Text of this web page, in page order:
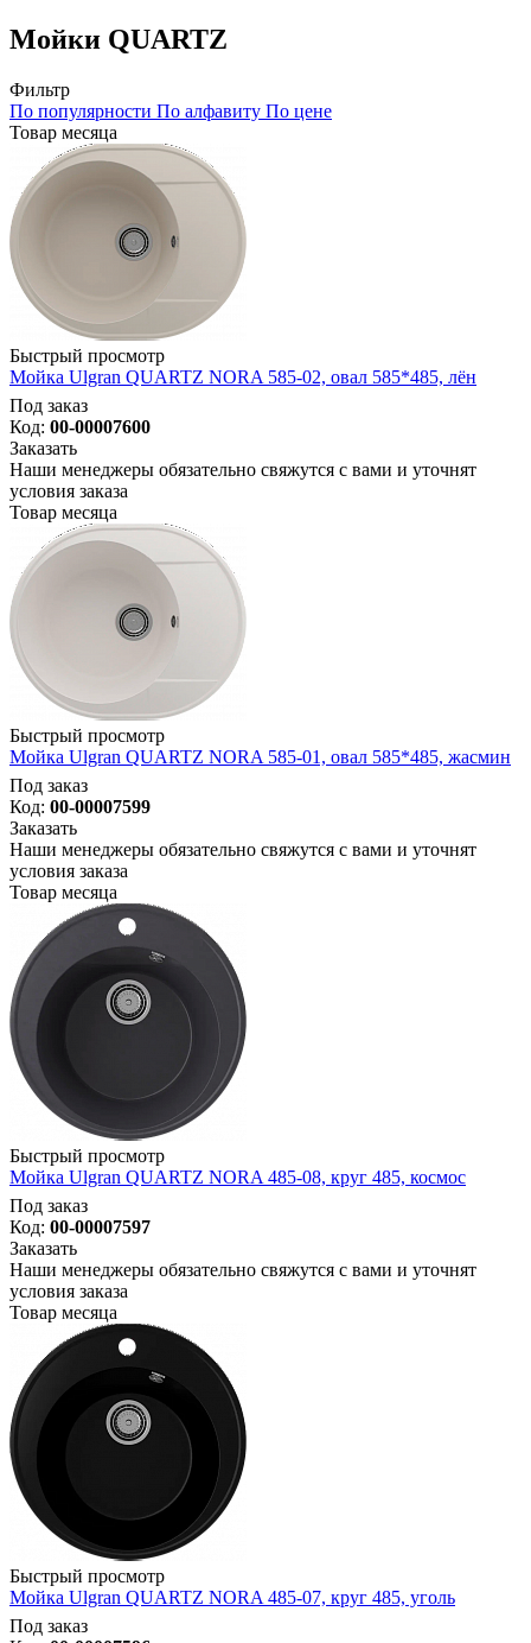
Мойки QUARTZ
Фильтр
По популярности По алфавиту По цене
Товар месяца
Быстрый просмотр
Мойка Ulgran QUARTZ NORA 585-02, овал 585*485, лён
Под заказ
Код: 00-00007600
Заказать
Наши менеджеры обязательно свяжутся с вами и уточнят
условия заказа
Товар месяца
Быстрый просмотр
Мойка Ulgran QUARTZ NORA 585-01, овал 585*485, жасмин
Под заказ
Код: 00-00007599
Заказать
Наши менеджеры обязательно свяжутся с вами и уточнят
условия заказа
Товар месяца
Быстрый просмотр
Мойка Ulgran QUARTZ NORA 485-08, круг 485, космос
Под заказ
Код: 00-00007597
Заказать
Наши менеджеры обязательно свяжутся с вами и уточнят
условия заказа
Товар месяца
Быстрый просмотр
Мойка Ulgran QUARTZ NORA 485-07, круг 485, уголь
Под заказ